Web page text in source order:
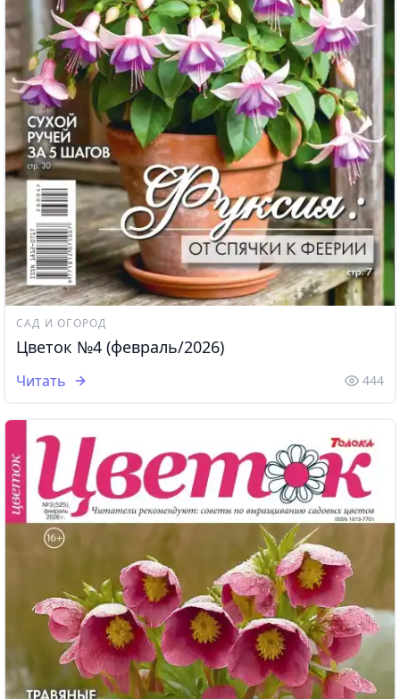
САД И ОГОРОД
Цветок №4 (февраль/2026)
Читать 444